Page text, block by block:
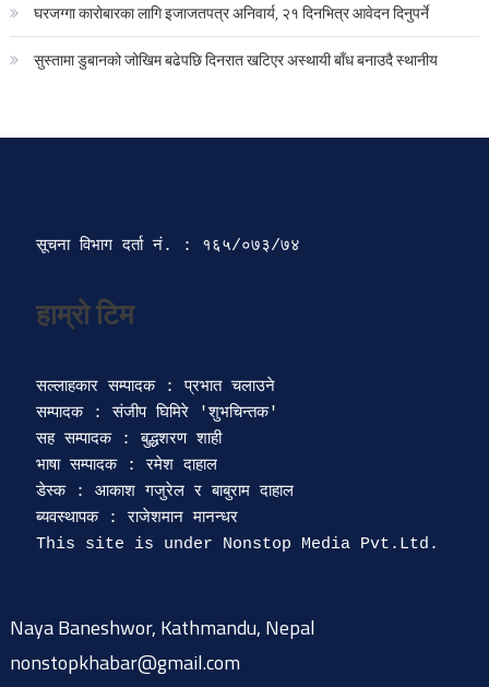
घरजग्गा कारोबारका लागि इजाजतपत्र अनिवार्य, २१ दिनभित्र आवेदन दिनुपर्ने
सुस्तामा डुबानको जोखिम बढेपछि दिनरात खटिएर अस्थायी बाँध बनाउदै स्थानीय
सूचना विभाग दर्ता‍ नं. : १६५/०७३/७४
हाम्रो टिम
सल्लाहकार सम्पादक : प्रभात चलाउने
सम्पादक : संजीप घिमिरे 'शुभचिन्तक'
सह सम्पादक : बुद्धशरण शाही
भाषा सम्पादक : रमेश दाहाल
डेस्क : आकाश गजुरेल र बाबुराम दाहाल
ब्यवस्थापक : राजेशमान मानन्धर
Naya Baneshwor, Kathmandu, Nepal
nonstopkhabar@gmail.com